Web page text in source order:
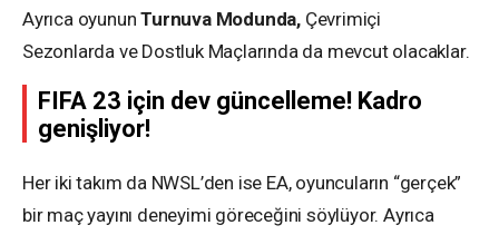
Ayrıca oyununTurnuva Modunda, Çevrimiçi
Sezonlarda ve Dostluk Maçlarında da mevcut olacaklar.
FIFA 23 için dev güncelleme! Kadro
genişliyor!
Her iki takım da NWSL’den ise EA, oyuncuların “gerçek”
bir maç yayını deneyimi göreceğini söylüyor. Ayrıca